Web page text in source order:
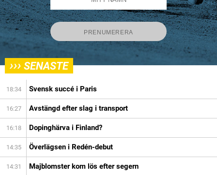
››› SENASTE
18:34 Svensk succé i Paris
16:27 Avstängd efter slag i transport
16:18 Dopinghärva i Finland?
14:35 Överlägsen i Redén-debut
14:31 Majblomster kom lös efter segern